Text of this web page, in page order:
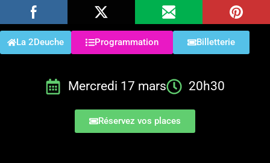
La 2Deuche Programmation Billetterie
Mercredi 17 mars 20h30
Réservez vos places